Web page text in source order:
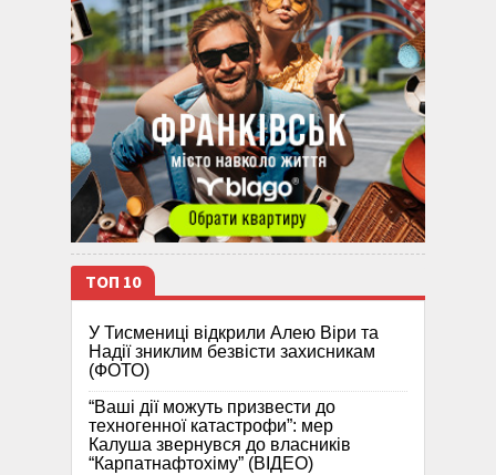
ТОП 10
У Тисмениці відкрили Алею Віри та
Надії зниклим безвісти захисникам
(ФОТО)
“Ваші дії можуть призвести до
техногенної катастрофи”: мер
Калуша звернувся до власників
“Карпатнафтохіму” (ВІДЕО)